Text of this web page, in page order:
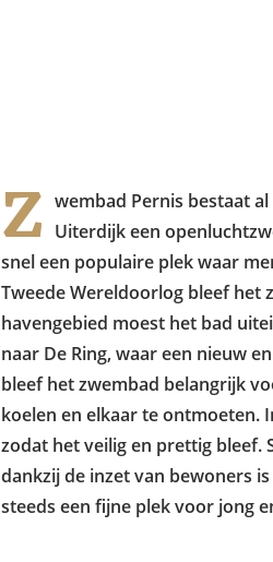
Z wembad Pernis bestaat
Uiterdijk een
snel een populaire plek waar
Tweede Wereldoorlog bleef het
havengebied moest het bad
naar De Ring, waar een nieuw
bleef het zwembad belangrijk
koelen en elkaar te ontmoeten.
zodat het veilig en prettig bleef.
dankzij de inzet van bewoners
steeds een fijne plek voor jong